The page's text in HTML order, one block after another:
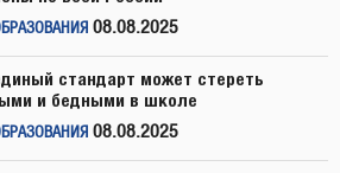
08.08.2025
стандарт может стереть
и бедными в школе
08.08.2025